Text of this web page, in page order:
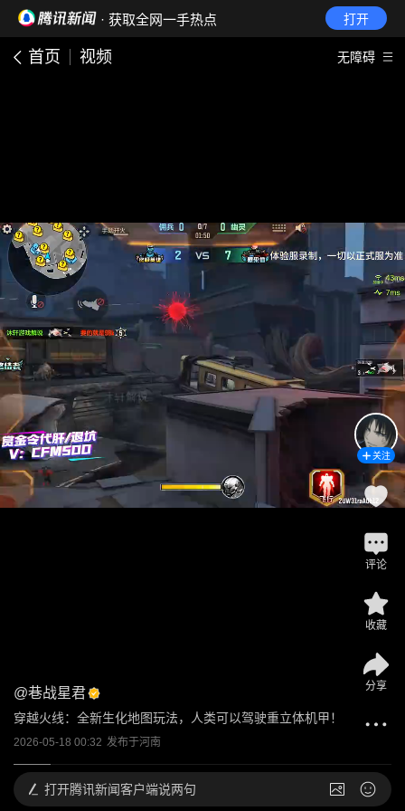
· 获取全网一手热点 打开
首页 视频 无障碍
@巷战星君
穿越火线：全新生化地图玩法，人类可以驾驶重立体机甲！
2026-05-18 00:32 发布于河南
关注
评论
收藏
分享
打开腾讯新闻客户端说两句